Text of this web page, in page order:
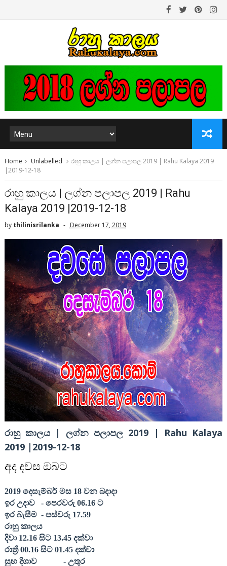
Home Unlabelled
රාහු කාලය | ලග්න පලාපල 2019 | Rahu Kalaya 2019
|2019-12-18
රාහු කාලය | ලග්න පලාපල 2019 | Rahu
Kalaya 2019 |2019-12-18
by thilinisrilanka December 17, 2019
රාහු කාලය | ලග්න පලාපල 2019 | Rahu Kalaya
2019 |2019-12-18
අද දවස ඔබට
2019දෙසැම්බර් මස 18වන බදාදා
ඉර උදාව
- පෙරවරු 06.16ට
ඉර බැසීම - පස්වරු 17.59
රාහු කාලය
දිවා 12.16සිට 13.45දක්වා
රාත්‍රී 00.16සිට 01.45දක්වා
සුභ දිශාව
- උතුර